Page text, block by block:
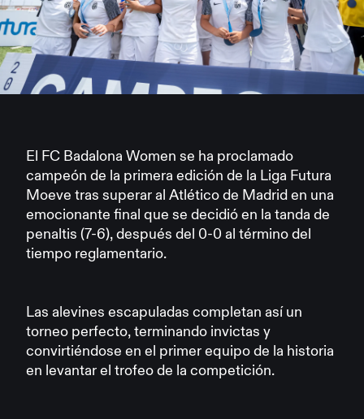
El FC Badalona Women se ha proclamado
campeón de la primera edición de la Liga Futura
Moeve tras superar al Atlético de Madrid en una
emocionante final que se decidió en la tanda de
penaltis (7-6), después del 0-0 al término del
tiempo reglamentario.
Las alevines escapuladas completan así un
torneo perfecto, terminando invictas y
convirtiéndose en el primer equipo de la historia
en levantar el trofeo de la competición.